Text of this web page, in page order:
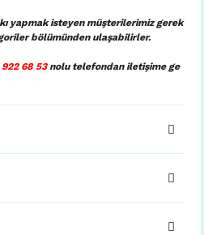
yapmak isteyen müşterilerimiz gerek
bölümünden ulaşabilirler.
68 53nolu telefondan iletişime ge